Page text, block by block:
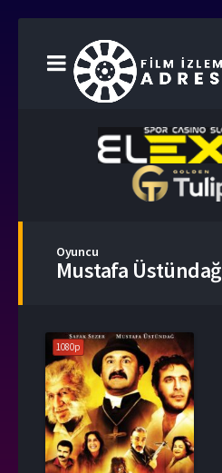
Oyuncu
Mustafa Üstündağ
1080p